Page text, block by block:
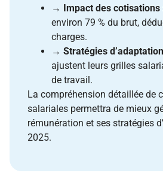
→ Impact des cotisations
environ 79 % du brut,
charges.
→ Stratégies
ajustent leurs grilles
de travail.
La compréhension détaillée de
salariales permettra de mieux
rémunération et ses stratégies
2025.